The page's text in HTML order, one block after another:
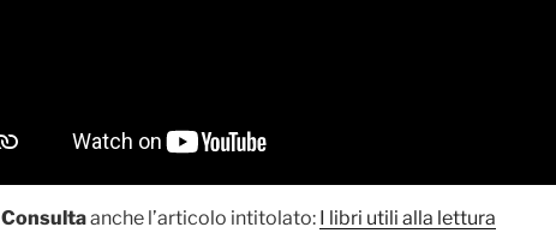
Consultaanche l’articolo intitolato: I libri utili alla lettura